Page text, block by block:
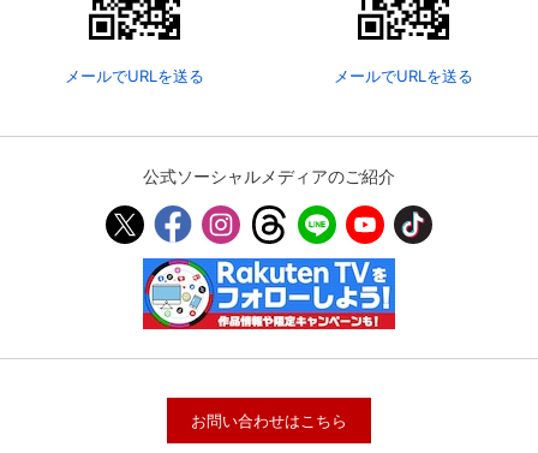
メールでURLを送る メールでURLを送る
公式ソーシャルメディアのご紹介
お問い合わせはこちら